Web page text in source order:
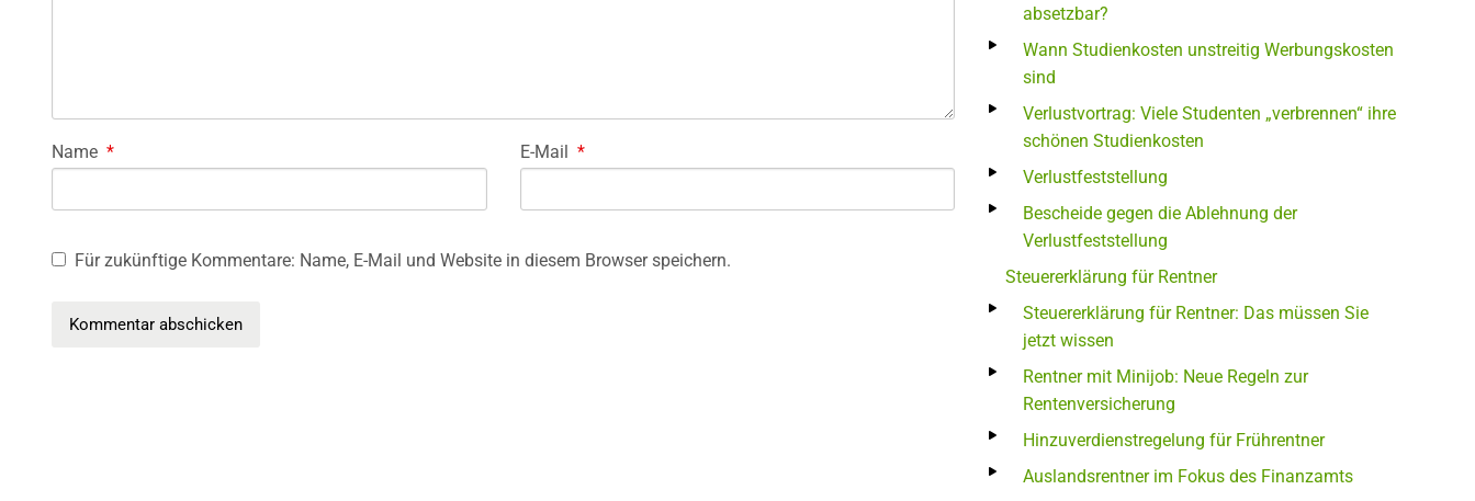
Name * E-Mail *
Für zukünftige Kommentare: Name, E-Mail und Website in diesem Browser speichern.
absetzbar?
Wann Studienkosten unstreitig Werbungskosten
sind
Verlustvortrag: Viele Studenten „verbrennen“ ihre
schönen Studienkosten
Verlustfeststellung
Bescheide gegen die Ablehnung der
Verlustfeststellung
Steuererklärung für Rentner
Steuererklärung für Rentner: Das müssen Sie
jetzt wissen
Rentner mit Minijob: Neue Regeln zur
Rentenversicherung
Hinzuverdienstregelung für Frührentner
Auslandsrentner im Fokus des Finanzamts